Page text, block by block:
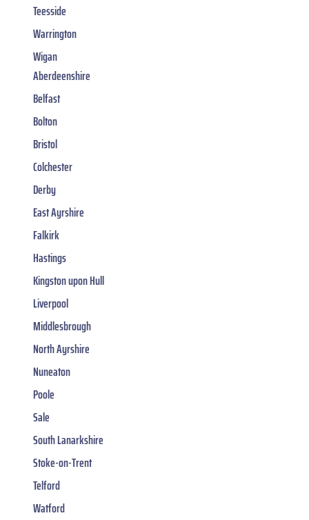
Teesside
Warrington
Wigan
Aberdeenshire
Belfast
Bolton
Bristol
Colchester
Derby
East Ayrshire
Falkirk
Hastings
Kingston upon Hull
Liverpool
Middlesbrough
North Ayrshire
Nuneaton
Poole
Sale
South Lanarkshire
Stoke-on-Trent
Telford
Watford